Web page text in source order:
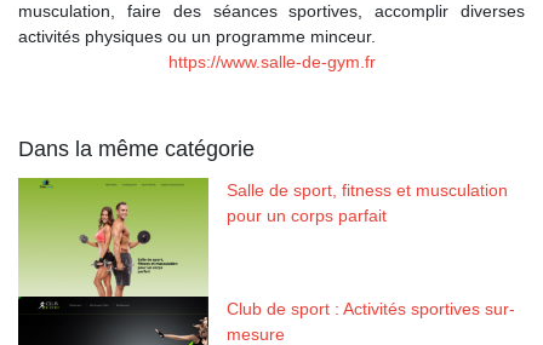
musculation, faire des séances sportives, accomplir diverses
activités physiques ou un programme minceur.
https://www.salle-de-gym.fr
Dans la même catégorie
Salle de sport, fitness et musculation
pour un corps parfait
Club de sport : Activités sportives sur-
mesure